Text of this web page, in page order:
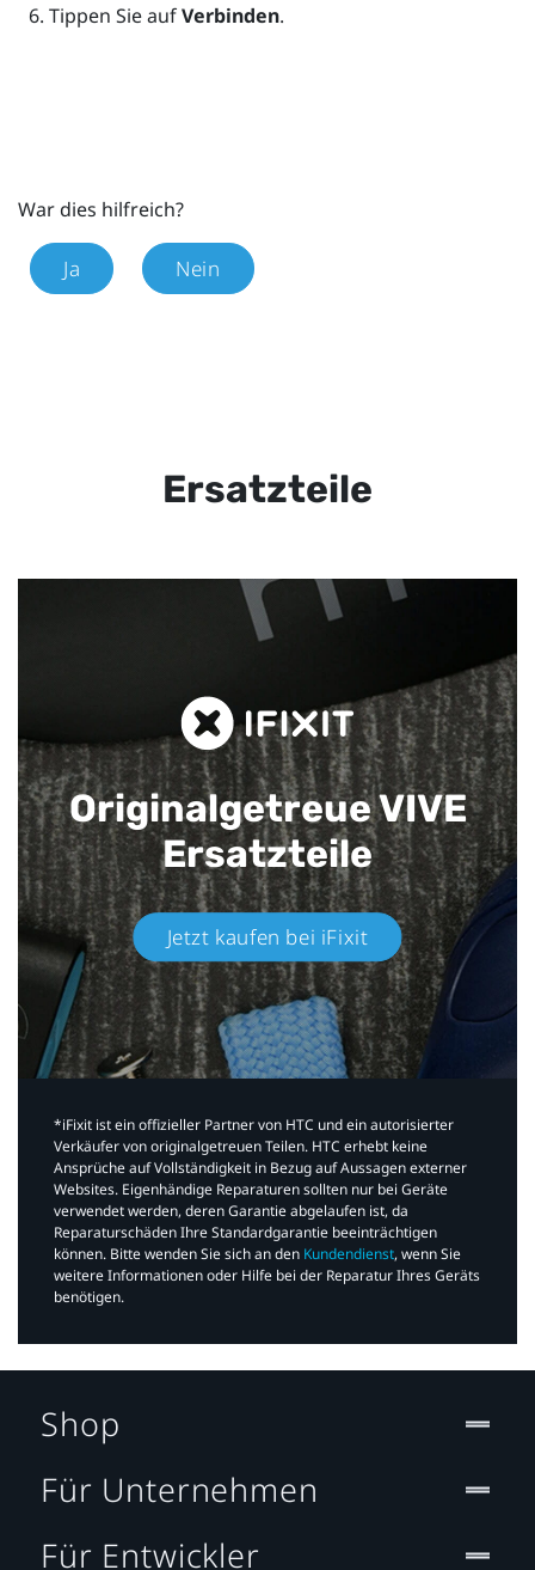
Tippen Sie aufVerbinden.
War dies hilfreich?
Ja Nein
Ersatzteile
Originalgetreue VIVE
Ersatzteile
Jetzt kaufen bei iFixit​
*iFixit ist ein offizieller Partner von HTC und ein autorisierter
Verkäufer von originalgetreuen Teilen. HTC erhebt keine
Ansprüche auf Vollständigkeit in Bezug auf Aussagen externer
Websites. Eigenhändige Reparaturen sollten nur bei Geräte
verwendet werden, deren Garantie abgelaufen ist, da
Reparaturschäden Ihre Standardgarantie beeinträchtigen
können. Bitte wenden Sie sich an den Kundendienst, wenn Sie
weitere Informationen oder Hilfe bei der Reparatur Ihres Geräts
benötigen.​
Shop
Für Unternehmen
Für Entwickler